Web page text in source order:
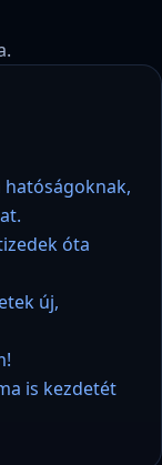
óta
új,
is kezdetét